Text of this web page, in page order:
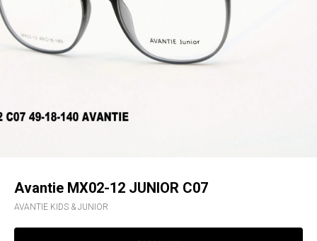
Avantie MX02-12 JUNIOR C07
AVANTIE KIDS & JUNIOR